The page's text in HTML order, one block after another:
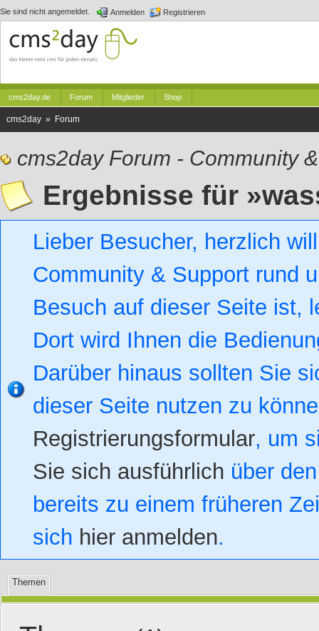
Sie sind nicht angemeldet. Anmelden Registrieren
cms2day.de Forum Mitglieder Shop
cms2day » Forum
cms2day Forum - Community
Ergebnisse für
Lieber Besucher, herzlich
Community & Support rund
Besuch auf dieser Seite ist,
Dort wird Ihnen die
Darüber hinaus sollten Sie
dieser Seite nutzen zu
Registrierungsformular, um
Sie sich ausführlich über
bereits zu einem früheren
sich hier anmelden.
Themen